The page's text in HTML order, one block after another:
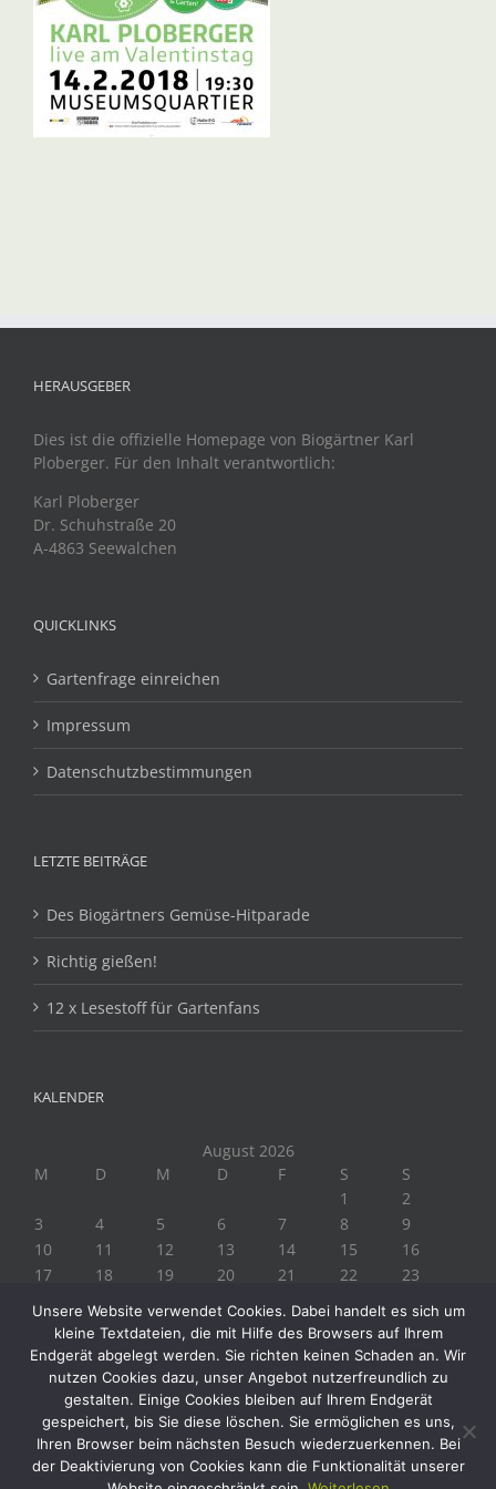
HERAUSGEBER
Dies ist die offizielle Homepage von Biogärtner Karl
Ploberger. Für den Inhalt verantwortlich:
Karl Ploberger
Dr. Schuhstraße 20
A-4863 Seewalchen
QUICKLINKS
Gartenfrage einreichen
Impressum
Datenschutzbestimmungen
LETZTE BEITRÄGE
Des Biogärtners Gemüse-Hitparade
Richtig gießen!
12 x Lesestoff für Gartenfans
KALENDER
August 2026
M
D M D F S
S
1
2
3
4 5 6 7 8
9
10
11 12 13 14 15
16
17
18 19 20 21 22
23
24
25 27 28
« Juli
Unsere Website verwendet Cookies. Dabei handelt es sich um
kleine Textdateien, die mit Hilfe des Browsers auf Ihrem
Endgerät abgelegt werden. Sie richten keinen Schaden an. Wir
nutzen Cookies dazu, unser Angebot nutzerfreundlich zu
gestalten. Einige Cookies bleiben auf Ihrem Endgerät
gespeichert, bis Sie diese löschen. Sie ermöglichen es uns,
Ihren Browser beim nächsten Besuch wiederzuerkennen. Bei
der Deaktivierung von Cookies kann die Funktionalität unserer